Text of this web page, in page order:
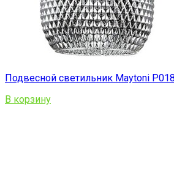
Подвесной светильник Maytoni
В корзину